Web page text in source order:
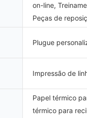
on-line,
Peças de
Plugue
Impressão de
Papel térmico
térmico para